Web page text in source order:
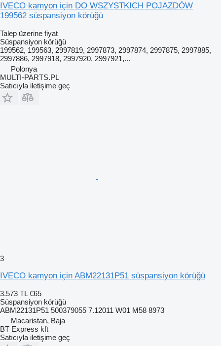
IVECO kamyon için DO WSZYSTKICH POJAZDÓW
199562 süspansiyon körüğü
Talep üzerine fiyat
Süspansiyon körüğü
199562, 199563, 2997819, 2997873, 2997874, 2997875, 2997885,
2997886, 2997918, 2997920, 2997921,...
Polonya
MULTI-PARTS.PL
Satıcıyla iletişime geç
3
IVECO kamyon için ABM22131P51 süspansiyon körüğü
3.573 TL €65
Süspansiyon körüğü
ABM22131P51 500379055 7.12011 W01 M58 8973
Macaristan, Baja
BT Express kft
Satıcıyla iletişime geç